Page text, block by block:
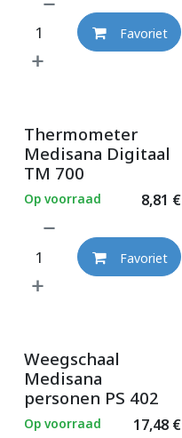
Favoriet
Thermometer
Medisana Digitaal
TM 700
8,81 €
Op voorraad
Favoriet
Weegschaal
Medisana
personen PS 402
17,48€
Op voorraad